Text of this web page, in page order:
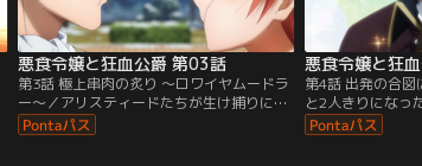
悪食令嬢と狂血公爵 第03話
第3話 極上串肉の炙り ～ロワイヤムードラ
ー～／アリスティードたちが生け捕りにし
た魔獣・ロワイヤムードラーを食すために
「下準備」を始める一同。メルフィエラは
悪食令嬢と狂
第4話 出発の合
と2人きりになっ
めて自身のこと
る。メルフィエ